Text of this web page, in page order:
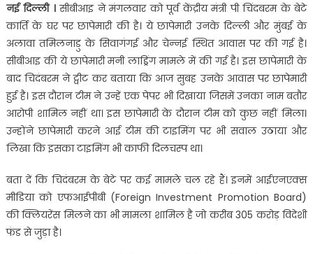
नई दिल्‍ली ।सीबीआइ ने मंगलवार को पूर्व केंद्रीय मंत्री पी चिंदबरम के बेटे
कार्ति के घर पर छापेमारी की है। ये छापेमारी उनके दिल्‍ली और मुंबई के
अलावा तमिलनाडु के सिवागंगई और चेन्‍नई स्थित आवास पर की गई है।
सीबीआइ की ये छापेमारी मनी लाड्रिंग मामले में की गई है। इस छापेमारी के
बाद चिदंबरम ने ट्वीट कर बताया कि आज सुबह उनके आवास पर छापेमारी
हुई है। इस दौरान टीम ने उन्‍हें एक पेपर भी दिखाया जिसमें उनका नाम बतौर
आरोपी शामिल नहीं था। इस छापेमारी के दौरान टीम को कुछ नहीं मिला।
उन्‍होंने छापेमारी करने आई टीम की टाइमिंग पर भी सवाल उठाया और
लिखा कि इसका टाइमिंग भी काफी दिलचस्‍प था।
बता दें कि चिदंबरम के बेटे पर कई मामले चल रहे हैं। इनमें आईएनएक्‍स
मीडिया को एफआईपीबी (Foreign Investment Promotion Board)
की क्लियरेंस मिलने का भी मामला शामिल है जो करीब 305 करोड़ विदेशी
फंड से जुड़ा है।